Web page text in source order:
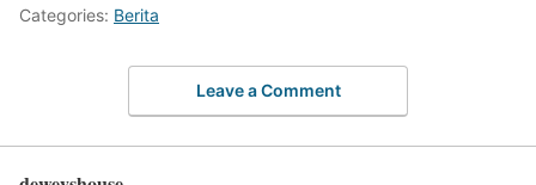
Categories: Berita
Leave a Comment